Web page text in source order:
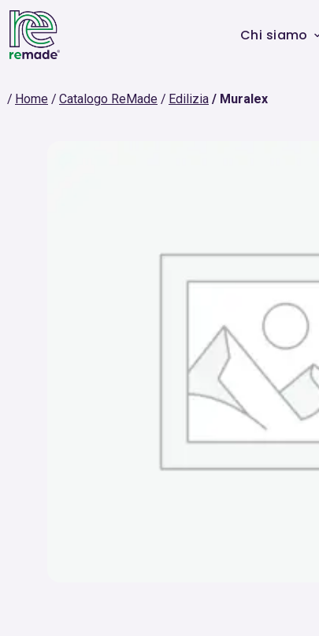
Chi siamo
Home Catalogo ReMade Edilizia Muralex